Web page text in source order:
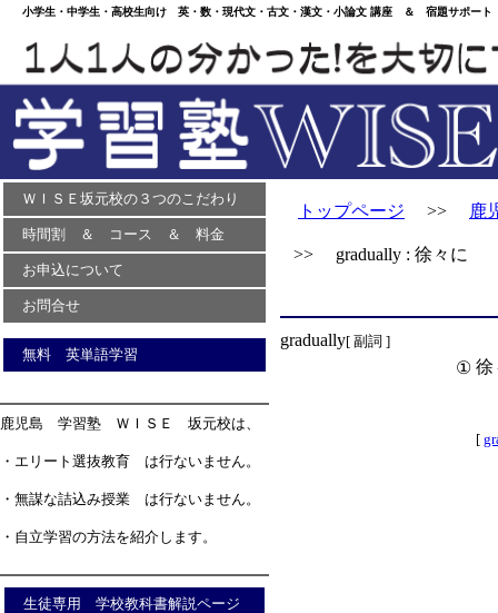
小学生・中学生・高校生向け 英・数・現代文・古文・漢文・小論文 講座 ＆ 宿題サポー
ＷＩＳＥ坂元校の３つのこだわり
時間割 ＆ コース ＆ 料金
お申込について
お問合せ
無料 英単語学習
鹿児島 学習塾 ＷＩＳＥ 坂元校は、
・エリート選抜教育 は行ないません。
・無謀な詰込み授業 は行ないません。
・自立学習の方法を紹介します。
生徒専用 学校教科書解説ページ
トップページ >> 鹿
>> gradually : 徐々に
gradually[ 副詞 ]
① 徐
[